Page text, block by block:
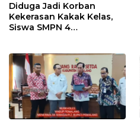
Diduga Jadi Korban
Kekerasan Kakak Kelas,
Siswa SMPN 4